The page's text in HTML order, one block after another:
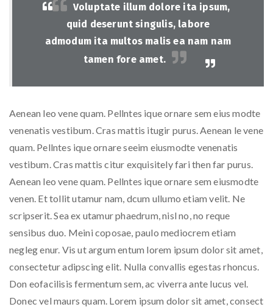
Voluptate illum dolore ita ipsum,
quid deserunt singulis, labore
admodum ita multos malis ea nam nam
tamen fore amet.
Aenean leo vene quam. Pellntes ique ornare sem eius modte
venenatis vestibum. Cras mattis itugir purus. Aenean le vene
quam. Pellntes ique ornare seeim eiusmodte venenatis
vestibum. Cras mattis citur exquisitely fari then far purus.
Aenean leo vene quam. Pellntes ique ornare sem eiusmodte
venen. Et tollit utamur nam, dcum ullumo etiam velit. Ne
scripserit. Sea ex utamur phaedrum, nisl no, no reque
sensibus duo. Meini coposae, paulo mediocrem etiam
negleg enur. Vis ut argum entum lorem ipsum dolor sit amet,
consectetur adipscing elit. Nulla convallis egestas rhoncus.
Don eofacilisis fermentum sem, ac viverra ante lucus vel.
Donec vel maurs quam. Lorem ipsum dolor sit amet, consect